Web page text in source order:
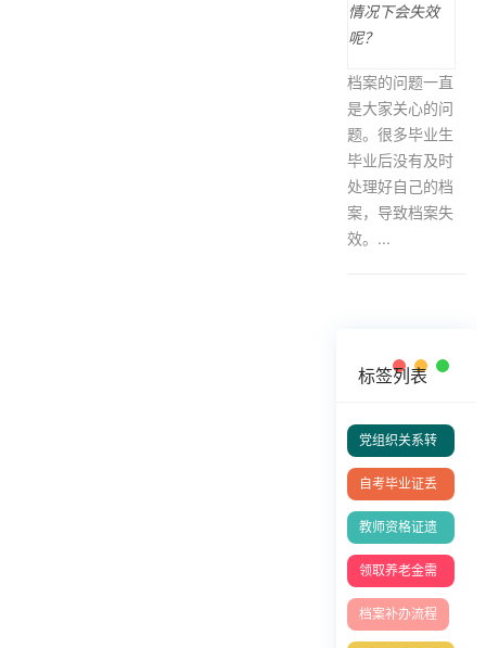
档案的问题一直
是大家关心的问
题。很多毕业生
毕业后没有及时
处理好自己的档
案，导致档案失
效。...
标签列表
党组织关系转
移指南
自考毕业证丢
失补办
教师资格证遗
失如何补办
领取养老金需
要档案吗
档案补办流程